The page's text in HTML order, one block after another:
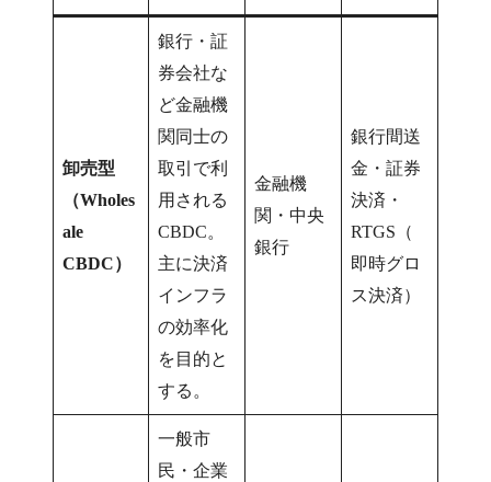
卸売型
（Wholes
ale
CBDC）
銀行・証
券会社な
ど金融機
関同士の
取引で利
用される
CBDC。
主に決済
インフラ
の効率化
を目的と
する。
金融機
関・中央
銀行
銀行間送
金・証券
決済・
RTGS（
即時グロ
ス決済）
一般市
民・企業